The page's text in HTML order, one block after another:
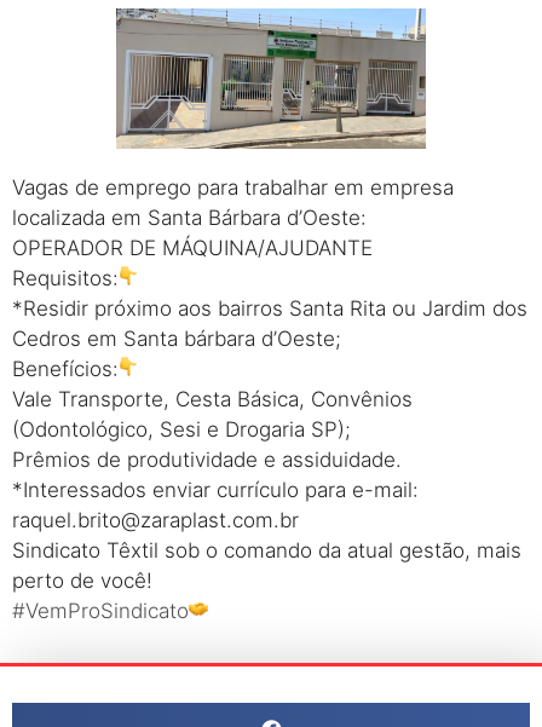
Vagas de emprego para trabalhar em empresa
localizada em Santa Bárbara d’Oeste:
OPERADOR DE MÁQUINA/AJUDANTE
Requisitos:
*Residir próximo aos bairros Santa Rita ou Jardim dos
Cedros em Santa bárbara d’Oeste;
Benefícios:
Vale Transporte, Cesta Básica, Convênios
(Odontológico, Sesi e Drogaria SP);
Prêmios de produtividade e assiduidade.
*Interessados enviar currículo para e-mail:
raquel.brito@zaraplast.com.br
Sindicato Têxtil sob o comando da atual gestão, mais
perto de você!
#VemProSindicato